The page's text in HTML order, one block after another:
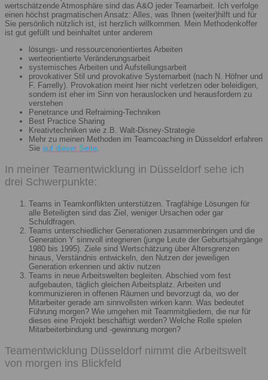
wertschätzende Atmosphäre sind das A&O jeder Teamarbeit. Ich verfolge
einen höchst pragmatischen Ansatz: Alles, was Ihnen (weiter)hilft und für
Sie persönlich nützlich ist, ist herzlich willkommen. Mein Methodenkoffer
ist gut gefüllt und beinhaltet unter anderem
lösungs- und ressourcenorientiertes Arbeiten
werteorientierte Veränderungsarbeit
systemisches Arbeiten und Aufstellungsarbeit
provokativer Stil und provokative Systemarbeit (nach N. Höfner und
F. Farrelly). Provokation meint hier nicht verletzen oder beleidigen,
sondern ist eher im Sinn von herauslocken und herausfordern zu
verstehen
Penetrance und Refraiming-Techniken
Best Practice Sharing
Kreativtechniken wie z.B. Walt-Disney-Strategie
Mehr zu meinen Methoden im Teamcoaching in Düsseldorf erfahren
Sie auf dieser Seite.
In meiner Teamentwicklung in Düsseldorf sehe ich
drei Schwerpunkte:
Teams in Teamkonflikten unterstützen. Tragfähige Lösungen für
alle Beteiligten sind das Ziel, weniger Ursachen oder gar
Schuldfragen.
Teams unterschiedlicher Generationen zusammenbringen und die
Generation Y sinnvoll integrieren (junge Leute der Geburtsjahrgänge
1980 bis 1995). Ziele sind Wertschätzung über Altersgrenzen
hinaus, Verständnis entwickeln, den Nutzen der jeweiligen
Generation erkennen und aktiv nutzen
Teams in neue Arbeitswelten begleiten. Abschied vom fest
aufgebauten, täglich gleichen Arbeitsplatz. Arbeiten und
kommunizieren in offenen Räumen und bevorzugt da, wo der
Mitarbeiter gerade am sinnvollsten wirken kann. Was bedeutet
Führung morgen? Wie umgehen mit Teammitgliedern, die nur für
dieses eine Projekt beschäftigt werden? Welche Rolle spielen
Mitarbeiterbindung und -gewinnung morgen?
Teamentwicklung Düsseldorf nimmt die Arbeitswelt
von morgen ins Blickfeld